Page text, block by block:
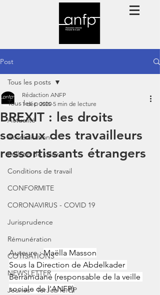
Post
Tous les posts
Actualité
Accréditation
Bulletin de salaire
Conditions de travail
CONFORMITE
CORONAVIRUS - COVID 19
Jurisprudence
Rémunération
COTISATIONS
NEWSLETTER
Jeunes - 1erJob1erBP
Tous les posts
BREXIT : les droits
sociaux des travailleurs
ressortissants étrangers
Rédaction ANFP
1 déc. 2020 5 min de lecture
Auteure : Maëlla Masson
Sous la Direction de Abdelkader
Berramdane (responsable de la veille
sociale de l'ANFP)